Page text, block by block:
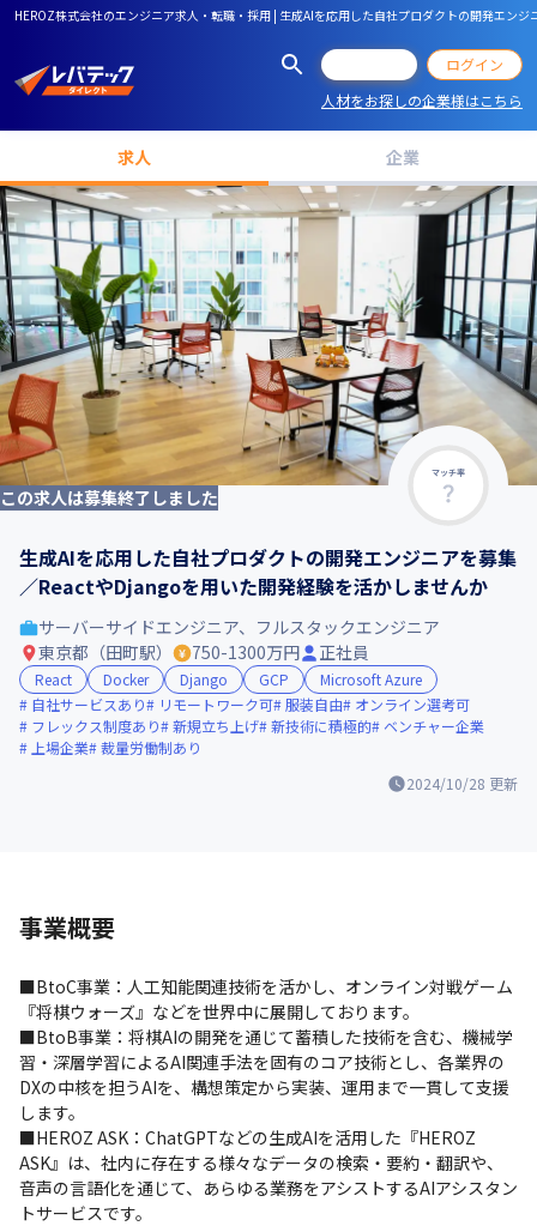
HEROZ株式会社のエンジニア求人・転職・採用 | 生成AIを応用した自社プロダクトの開発エン
ログイン
人材をお探しの企業様はこちら
求人 企業
マッチ率
この求人は募集終了しました
生成AIを応用した自社プロダクトの開発エンジニアを募集
／ReactやDjangoを用いた開発経験を活かしませんか
2024/10/28 更新
サーバーサイドエンジニア、フルスタックエンジニア
東京都（田町駅）
750-1300万円 正社員
React Docker Django GCP
Microsoft Azure
自社サービスあり
リモートワーク可 服装自由
オンライン選考可
フレックス制度あり
新規立ち上げ 新技術に積極的
ベンチャー企業
上場企業 裁量労働制あり
事業概要
■BtoC事業：人工知能関連技術を活かし、オンライン対戦ゲーム
『将棋ウォーズ』などを世界中に展開しております。
■BtoB事業：将棋AIの開発を通じて蓄積した技術を含む、機械学
習・深層学習によるAI関連手法を固有のコア技術とし、各業界の
DXの中核を担うAIを、構想策定から実装、運用まで一貫して支援
します。
■HEROZ ASK：ChatGPTなどの生成AIを活用した『HEROZ
ASK』は、社内に存在する様々なデータの検索・要約・翻訳や、
音声の言語化を通じて、あらゆる業務をアシストするAIアシスタン
トサービスです。